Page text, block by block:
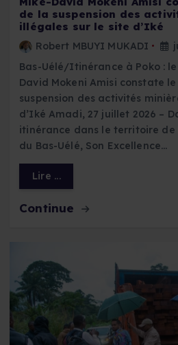
de la suspension des
illégales sur le site d’Iké
Robert MBUYI MUKADI
Bas-Uélé/Itinérance à Poko :
David Mokeni Amisi constate
suspension des activités
d’Iké Amadi, 27 juillet 2026 –
itinérance dans le territoire de
du Bas-Uélé, Son Excellence…
Lire ...
Continue